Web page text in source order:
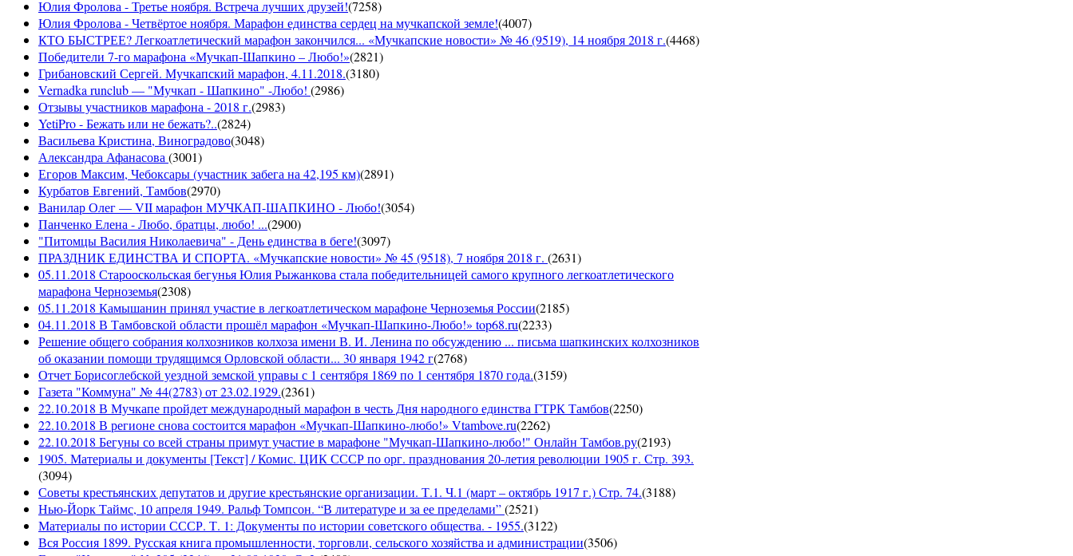
Юлия Фролова - Третье ноября. Встреча лучших друзей!(7258)
Юлия Фролова - Четвёртое ноября. Марафон единства сердец на мучкапской земле!(4007)
КТО БЫСТРЕЕ? Легкоатлетический марафон закончился... «Мучкапские новости» № 46 (9519), 14 ноября 2018 г.(4468)
Победители 7-го марафона «Мучкап-Шапкино – Любо!»(2821)
Грибановский Сергей. Мучкапский марафон, 4.11.2018.(3180)
Vernadka runclub — "Мучкап - Шапкино" -Любо! (2986)
Отзывы участников марафона - 2018 г.(2983)
YetiPro - Бежать или не бежать?..(2824)
Васильева Кристина, Виноградово(3048)
Александра Афанасова(3001)
Егоров Максим, Чебоксары (участник забега на 42,195 км)(2891)
Курбатов Евгений, Тамбов(2970)
Ванилар Олег — VII марафон МУЧКАП-ШАПКИНО - Любо!(3054)
Панченко Елена - Любо, братцы, любо! ...(2900)
"Питомцы Василия Николаевича" - День единства в беге!(3097)
ПРАЗДНИК ЕДИНСТВА И СПОРТА. «Мучкапские новости» № 45 (9518), 7 ноября 2018 г. (2631)
05.11.2018 Старооскольская бегунья Юлия Рыжанкова стала победительницей самого крупного легкоатлетического
марафона Черноземья(2308)
05.11.2018 Камышанин принял участие в легкоатлетическом марафоне Черноземья России(2185)
04.11.2018 В Тамбовской области прошёл марафон «Мучкап-Шапкино-Любо!» top68.ru(2233)
Решение общего собрания колхозников колхоза имени В. И. Ленина по обсуждению ... письма шапкинских колхозников
об оказании помощи трудящимся Орловской области... 30 января 1942 г(2768)
Отчет Борисоглебской уездной земской управы с 1 сентября 1869 по 1 сентября 1870 года.(3159)
Газета "Коммуна" № 44(2783) от 23.02.1929.(2361)
22.10.2018 В Мучкапе пройдет международный марафон в честь Дня народного единства ГТРК Тамбов(2250)
22.10.2018 В регионе снова состоится марафон «Мучкап-Шапкино-любо!» Vtambove.ru(2262)
22.10.2018 Бегуны со всей страны примут участие в марафоне "Мучкап-Шапкино-любо!" Онлайн Тамбов.ру(2193)
1905. Материалы и документы [Текст] / Комис. ЦИК СССР по орг. празднования 20-летия революции 1905 г. Стр. 393.
(3094)
Советы крестьянских депутатов и другие крестьянские организации. Т.1. Ч.1 (март – октябрь 1917 г.) Стр. 74.(3188)
Нью-Йорк Таймс, 10 апреля 1949. Ральф Томпсон. “В литературе и за ее пределами”(2521)
Материалы по истории СССР. Т. 1: Документы по истории советского общества. - 1955.(3122)
Вся Россия 1899. Русская книга промышленности, торговли, сельского хозяйства и администрации(3506)